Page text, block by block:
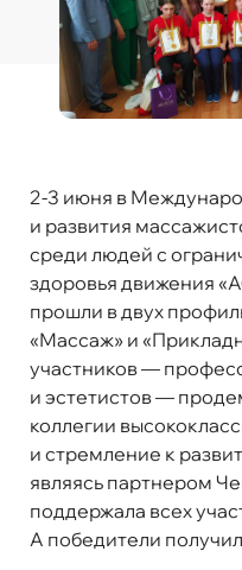
2-3 июня в
и развития
среди людей с
здоровья движения
прошли в двух
«Массаж» и
участников —
и эстетистов —
коллегии
и стремление к
являясь партнером
поддержала всех
А победители